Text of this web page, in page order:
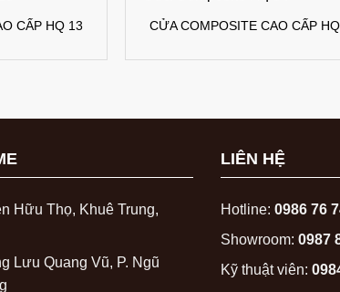
CẤP HQ 13 CỬA COMPOSITE CAO CẤP
Hữu Thọ, Khuê Trung,
Lưu Quang Vũ, P. Ngũ
LIÊN HỆ
Hotline: 0986 76
Showroom: 0987
Kỹ thuật viên: